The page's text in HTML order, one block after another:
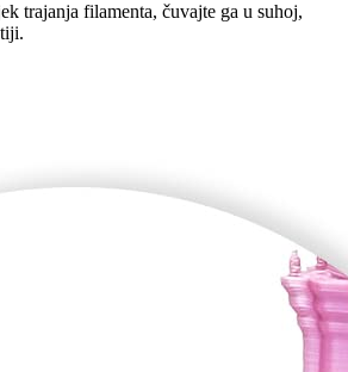
trajanja filamenta, čuvajte ga u suhoj,